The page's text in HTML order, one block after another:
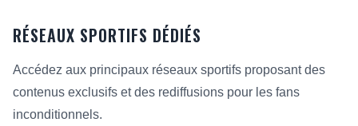
RÉSEAUX SPORTIFS DÉDIÉS
Accédez aux principaux réseaux sportifs proposant des
contenus exclusifs et des rediffusions pour les fans
inconditionnels.